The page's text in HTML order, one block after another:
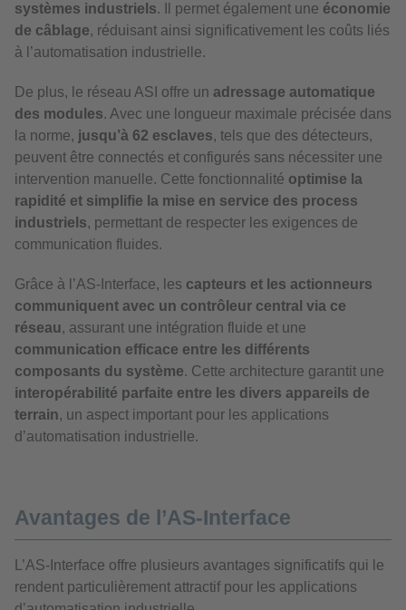
systèmes industriels. Il permet également une économie
de câblage, réduisant ainsi significativement les coûts liés
à l’automatisation industrielle.
De plus, le réseau ASI offre un adressage automatique
des modules. Avec une longueur maximale précisée dans
la norme, jusqu’à 62 esclaves, tels que des détecteurs,
peuvent être connectés et configurés sans nécessiter une
intervention manuelle. Cette fonctionnalité optimise la
rapidité et simplifie la mise en service des process
industriels, permettant de respecter les exigences de
communication fluides.
Grâce à l’AS-Interface, les capteurs et les actionneurs
communiquent avec un contrôleur central via ce
réseau, assurant une intégration fluide et une
communication efficace entre les différents
composants du système. Cette architecture garantit une
interopérabilité parfaite entre les divers appareils de
terrain, un aspect important pour les applications
d’automatisation industrielle.
Avantages de l’AS-Interface
L’AS-Interface offre plusieurs avantages significatifs qui le
rendent particulièrement attractif pour les applications